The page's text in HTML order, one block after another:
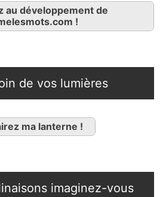
au développement de
!
de vos lumières
ma lanterne !
imaginez-vous